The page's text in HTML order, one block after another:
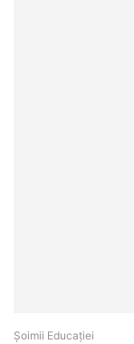
Șoimii Educației